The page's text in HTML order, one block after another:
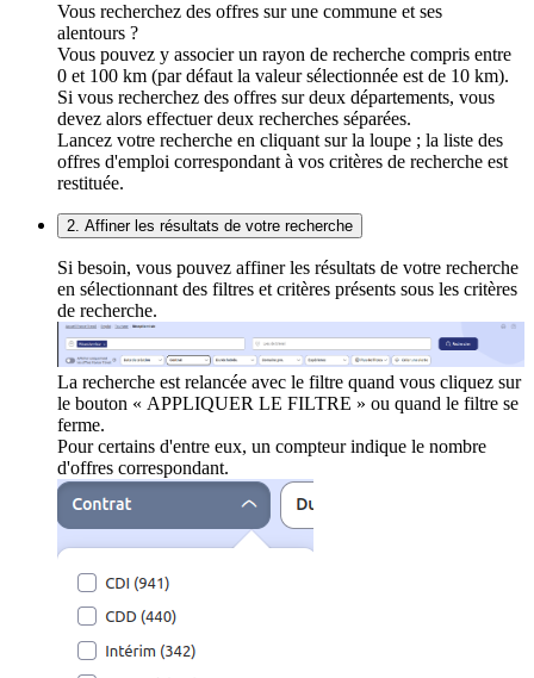
Vous recherchez des offres sur une commune et ses
alentours ?
Vous pouvez y associer un rayon de recherche compris entre
0 et 100 km (par défaut la valeur sélectionnée est de 10 km).
Si vous recherchez des offres sur deux départements, vous
devez alors effectuer deux recherches séparées.
Lancez votre recherche en cliquant sur la loupe ; la liste des
offres d'emploi correspondant à vos critères de recherche est
restituée.
2. Affiner les résultats de votre recherche
Si besoin, vous pouvez affiner les résultats de votre recherche
en sélectionnant des filtres et critères présents sous les critères
de recherche.
La recherche est relancée avec le filtre quand vous cliquez sur
le bouton « APPLIQUER LE FILTRE » ou quand le filtre se
ferme.
Pour certains d'entre eux, un compteur indique le nombre
d'offres correspondant.